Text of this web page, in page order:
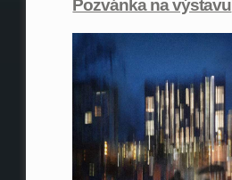
Pozvánka na výstavu